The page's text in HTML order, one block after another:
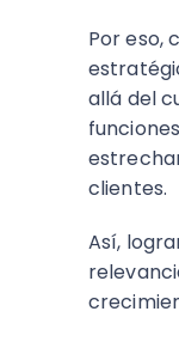
Por eso,
allá del
clientes.
Así,